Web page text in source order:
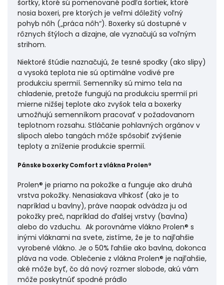
šortky, ktoré sú pomenované podľa šortiek, ktoré
nosia boxeri, pre ktorých je veľmi dôležitý voľný
pohyb nôh („práca nôh“). Boxerky sú dostupné v
rôznych štýloch a dizajne, ale vyznačujú sa voľným
strihom.
Niektoré štúdie naznačujú, že tesné spodky (ako slipy)
a vysoká teplota nie sú optimálne vodivé pre
produkciu spermií. Semenníky sú mimo tela na
chladenie, pretože fungujú na produkciu spermií pri
mierne nižšej teplote ako zvyšok tela a boxerky
umožňujú semenníkom pracovať v požadovanom
teplotnom rozsahu. Stláčanie pohlavných orgánov v
slipoch alebo tangách môže spôsobiť zvýšenie
teploty a zníženie produkcie spermií.
Pánske boxerky Comfort z vlákna Prolen®
Prolen® je priamo na pokožke a funguje ako druhá
vrstva pokožky. Nenasiakava vlhkosť (ako je to
napríklad u bavlny), práve naopak odvádza ju od
pokožky preč, napríklad do ďalšej vrstvy (bavlna)
alebo do vzduchu. Ak porovnáme vlákno Prolen® s
inými vláknami na svete, zistíme, že je to najľahšie
vyrobené vlákno. Je o 50% ľahšie ako bavlna, dokonca
pláva na vode. Oblečenie z vlákna Prolen® je najľahšie,
aké môže byť, čo dá nový rozmer slobode, akú vám
môže poskytnúť spodné prádlo